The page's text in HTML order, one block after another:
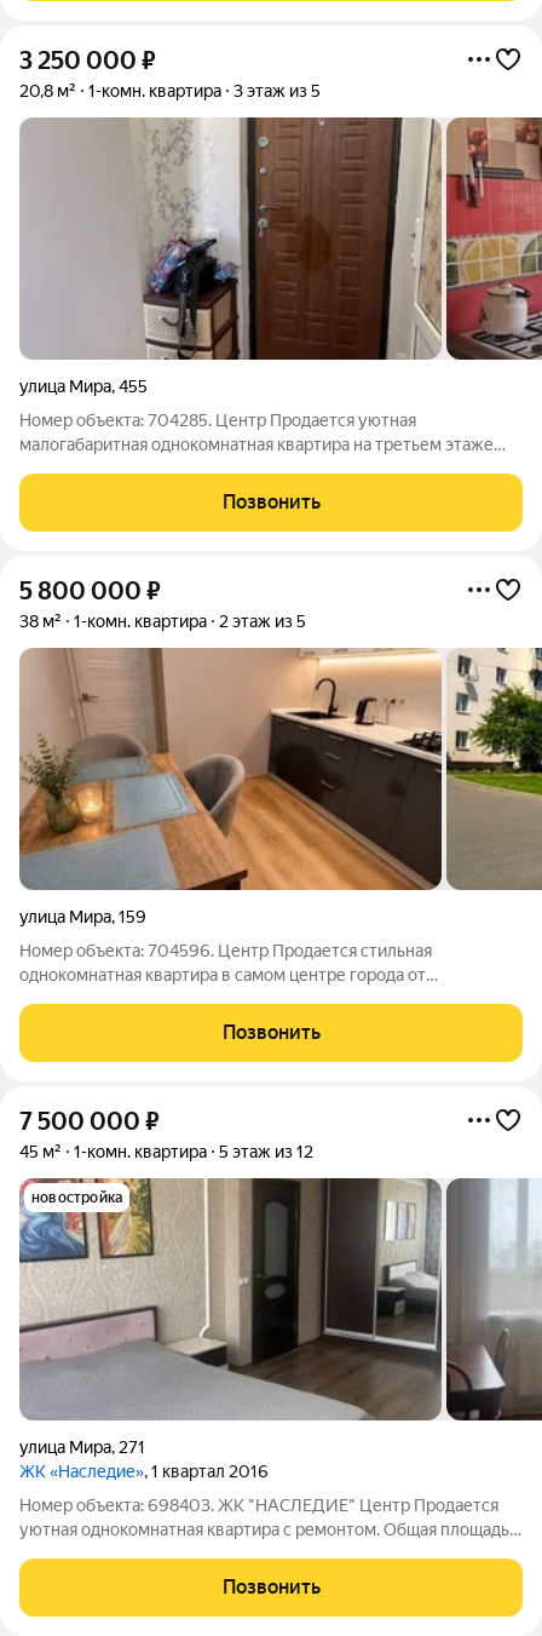
3 250 000 ₽
20,8 м² 1-комн. квартира 3 этаж из 5
улица Мира,455
Номер объекта: 704285. Центр Продается уютная
малогабаритная однокомнатная квартира на третьем этаже
проживания так и для сдачи в аренду. В квартире выполнен
косметический ремонт. Окна выходят
Позвонить
5 800 000 ₽
38 м² 1-комн. квартира 2 этаж из 5
улица Мира,159
Номер объекта: 704596. Центр Продается стильная
однокомнатная квартира в самом центре города от
площадью 38 м, расположенная в самом центре города.
Благодаря окнам, выходящим на солнечную
Позвонить
7 500 000 ₽
45 м² 1-комн. квартира 5 этаж из 12
новостройка
улица Мира, 271
ЖК «Наследие», 1 квартал 2016
Номер объекта: 698403. ЖК "НАСЛЕДИЕ" Центр Продается
уютная однокомнатная квартира с ремонтом. Общая площадь
на 5 этаже 12-этажного дома, построенного в 2016 году.
Высокие потолки 3
Позвонить